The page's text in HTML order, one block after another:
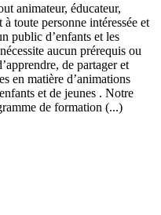
animateur, éducateur,
toute personne intéressée et
public d’enfants et les
aucun prérequis ou
de partager et
en matière d’animations
et de jeunes . Notre
de formation (...)